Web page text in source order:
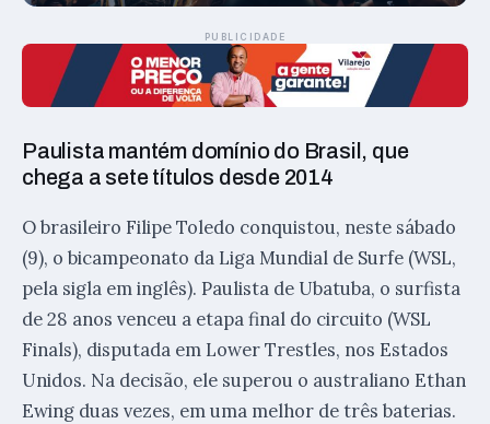
PUBLICIDADE
Paulista mantém domínio do Brasil, que
chega a sete títulos desde 2014
O brasileiro Filipe Toledo conquistou, neste sábado
(9), o bicampeonato da Liga Mundial de Surfe (WSL,
pela sigla em inglês). Paulista de Ubatuba, o surfista
de 28 anos venceu a etapa final do circuito (WSL
Finals), disputada em Lower Trestles, nos Estados
Unidos. Na decisão, ele superou o australiano Ethan
Ewing duas vezes, em uma melhor de três baterias.